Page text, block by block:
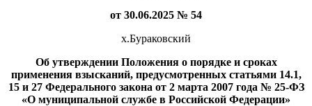
от 30.06.2025 № 54
х.Бураковский
Об утверждении Положения о порядке и сроках
применения взысканий, предусмотренных статьями 14.1,
15 и 27 Федерального закона от 2 марта 2007 года № 25-ФЗ
«О муниципальной службе в Российской Федерации»